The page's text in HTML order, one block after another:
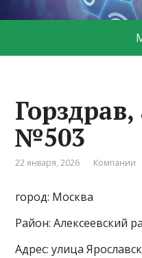
№503
22 января, 2026 Компании
город: Москва
Район: Алексеевский
Адрес: улица